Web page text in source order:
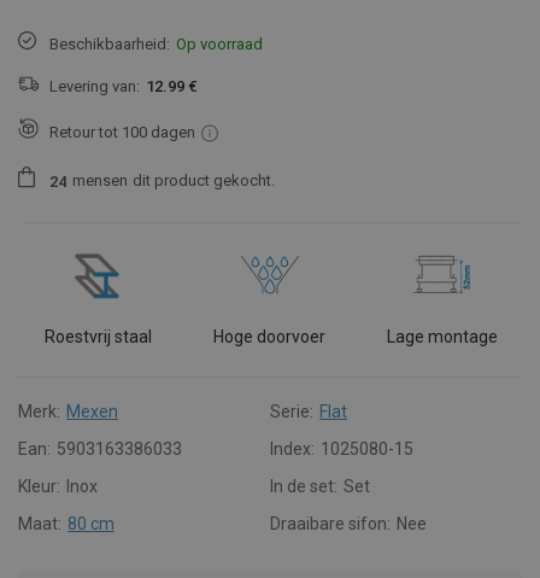
Beschikbaarheid: Op voorraad
Levering van: 12.99 €
Retour tot 100 dagen
24 mensen dit product gekocht.
Roestvrij staal Hoge doorvoer Lage montage
Merk: Mexen Serie: Flat
Ean: 5903163386033 Index: 1025080-15
Kleur:
Inox In de set: Set
Maat: 80 cm Draaibare sifon: Nee